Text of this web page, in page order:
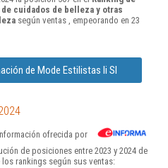
cuidados de belleza y otras
según ventas , empeorando en 23
de Mode Estilistas Ii Sl
ofrecida por
de posiciones entre 2023 y 2024 de
rankings según sus ventas: